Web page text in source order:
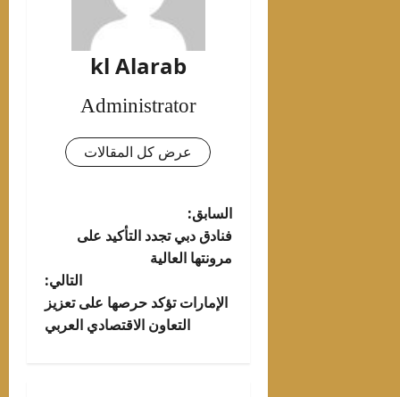
kl Alarab
Administrator
عرض كل المقالات
تصفّح
المقالات
السابق:
فنادق دبي تجدد التأكيد على
مرونتها العالية
التالي:
الإمارات تؤكد حرصها على تعزيز
التعاون الاقتصادي العربي